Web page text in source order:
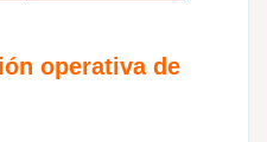
operativa de